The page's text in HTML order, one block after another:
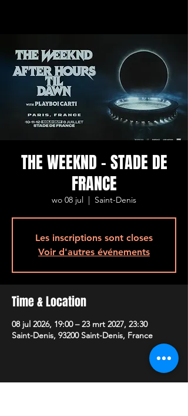
THE WEEKND - STADE DE
FRANCE
wo 08 jul
  |
Saint-Denis
Les inscriptions sont closes
Voir d'autres événements
Time & Location
08 jul 2026, 19:00 – 23 mrt 2027, 23:30
Saint-Denis, 93200 Saint-Denis, France